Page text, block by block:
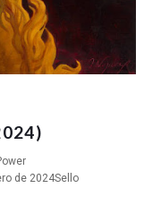
de 2024Sello